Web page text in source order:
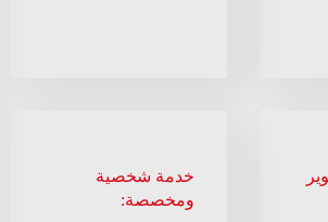
خدمة شخصية
ومخصصة: